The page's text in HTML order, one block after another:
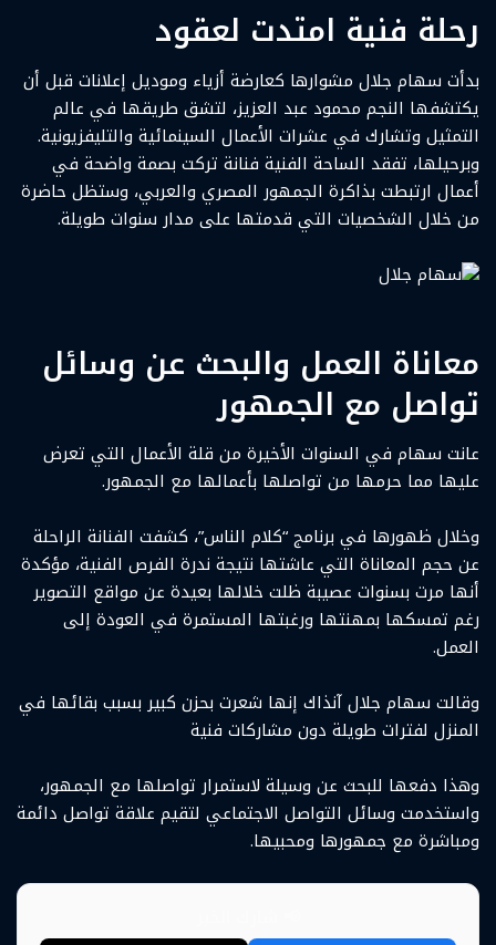
رحلة فنية امتدت لعقود
بدأت سهام جلال مشوارها كعارضة أزياء وموديل إعلانات قبل أن
يكتشفها النجم محمود عبد العزيز، لتشق طريقها في عالم
التمثيل وتشارك في عشرات الأعمال السينمائية والتليفزيونية.
وبرحيلها، تفقد الساحة الفنية فنانة تركت بصمة واضحة في
أعمال ارتبطت بذاكرة الجمهور المصري والعربي، وستظل حاضرة
من خلال الشخصيات التي قدمتها على مدار سنوات طويلة.
سهام جلال
معاناة العمل والبحث عن وسائل
تواصل مع الجمهور
عانت سهام في السنوات الأخيرة من قلة الأعمال التي تعرض
عليها مما حرمها من تواصلها بأعمالها مع الجمهور.
وخلال ظهورها في برنامج “كلام الناس”، كشفت الفنانة الراحلة
عن حجم المعاناة التي عاشتها نتيجة ندرة الفرص الفنية، مؤكدة
أنها مرت بسنوات عصيبة ظلت خلالها بعيدة عن مواقع التصوير
رغم تمسكها بمهنتها ورغبتها المستمرة في العودة إلى
العمل.
وقالت سهام جلال آنذاك إنها شعرت بحزن كبير بسبب بقائها في
المنزل لفترات طويلة دون مشاركات فنية
وهذا دفعها للبحث عن وسيلة لاستمرار تواصلها مع الجمهور،
واستخدمت وسائل التواصل الاجتماعي لتقيم علاقة تواصل دائمة
ومباشرة مع جمهورها ومحبيها.